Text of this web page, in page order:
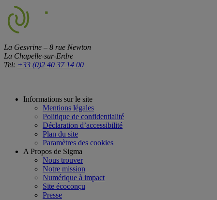
La Gesvrine – 8 rue Newton
La Chapelle-sur-Erdre
Tel: +33 (0)2 40 37 14 00
Informations sur le site
Mentions légales
Politique de confidentialité
Déclaration d’accessibilité
Plan du site
Paramètres des cookies
A Propos de Sigma
Nous trouver
Notre mission
Numérique à impact
Site écoconçu
Presse